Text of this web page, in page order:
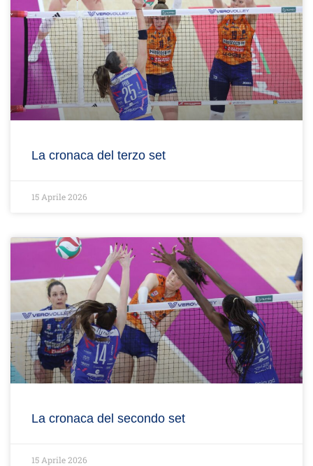
La cronaca del terzo set
15 Aprile 2026
La cronaca del secondo set
15 Aprile 2026